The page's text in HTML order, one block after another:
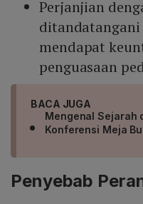
Perjanjian
ditandatangani
mendapat
penguasaan
BACA JUGA
Mengenal Sejarah
Konferensi Meja
Penyebab